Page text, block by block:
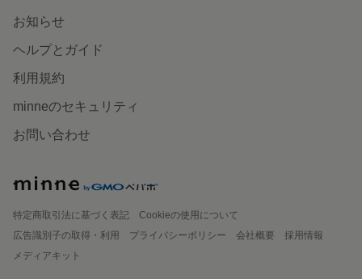
お知らせ
ヘルプとガイド
利用規約
minneのセキュリティ
お問い合わせ
特定商取引法に基づく表記
Cookieの使用について
広告識別子の取得・利用
プライバシーポリシー 会社概要
採用情報
メディアキット